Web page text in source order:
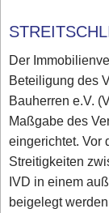
Der
Beteiligung des
Bauherren e.V.
Maßgabe des
eingerichtet. Vor
Streitigkeiten
IVD in einem
beigelegt